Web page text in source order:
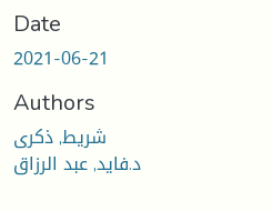
Date
2021-06-21
Authors
شريط, ذكرى
د.فايد, عبد الرزاق